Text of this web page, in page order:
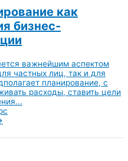
как
бизнес-
важнейшим аспектом
частных лиц, так и для
планирование, с
расходы, ставить цели